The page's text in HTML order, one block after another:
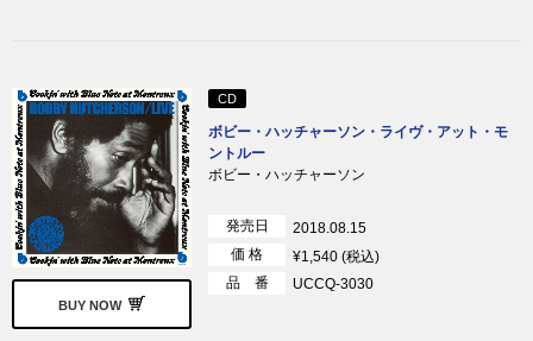
BUY NOW
CD
ボビー・ハッチャーソン・ライヴ・アット・モ
ントルー
ボビー・ハッチャーソン
発売日
2018.08.15
価 格
¥1,540 (税込)
品 番
UCCQ-3030